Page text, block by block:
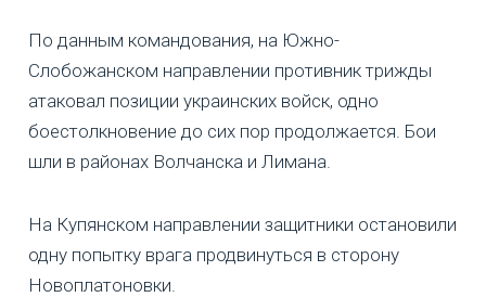
По данным командования, на Южно-
Слобожанском направлении противник трижды
атаковал позиции украинских войск, одно
боестолкновение до сих пор продолжается. Бои
шли в районах Волчанска и Лимана.
На Купянском направлении защитники остановили
одну попытку врага продвинуться в сторону
Новоплатоновки.